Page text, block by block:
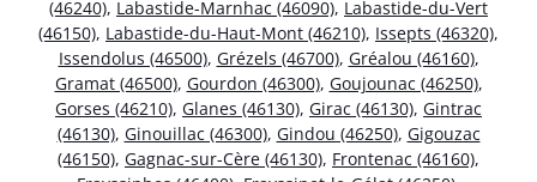
(46240), Labastide-Marnhac (46090), Labastide-du-Vert
(46150), Labastide-du-Haut-Mont (46210), Issepts (46320),
Issendolus (46500), Grézels (46700), Gréalou (46160),
Gramat (46500), Gourdon (46300), Goujounac (46250),
Gorses (46210), Glanes (46130), Girac (46130), Gintrac
(46130), Ginouillac (46300), Gindou (46250), Gigouzac
(46150), Gagnac-sur-Cère (46130), Frontenac (46160),